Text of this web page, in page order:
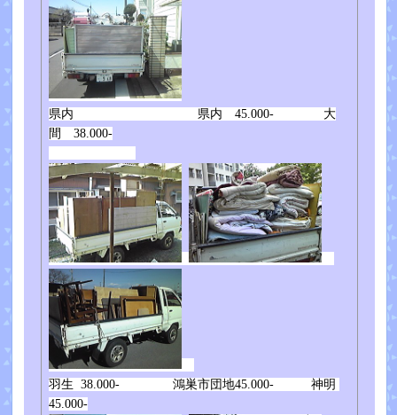
県内 県内 45.000- 大
間 38.000-
羽生 38.000- 鴻巣市団地45.000- 神明
45.000-